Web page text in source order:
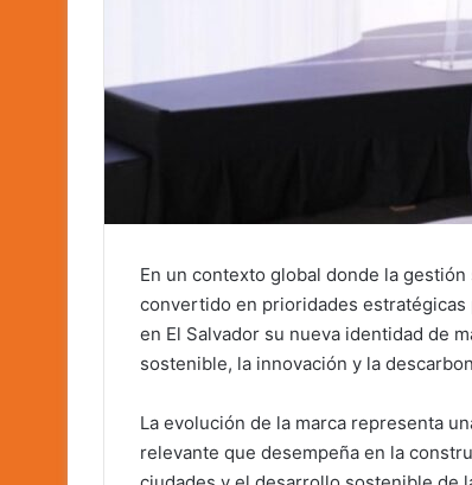
En un contexto global donde la
convertido en prioridades
en El Salvador su nueva identidad de
sostenible, la innovación y la
La evolución de la marca representa
relevante que desempeña en la